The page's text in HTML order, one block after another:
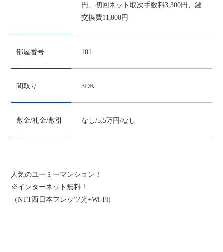
円、初回ネット取次手数料3,300円、鍵
交換費11,000円
部屋番号 101
間取り 3DK
敷金/礼金/敷引 なし/5.5万円/なし
人気のユーミーマンション！
※インターネット無料！
（NTT西日本フレッツ光+Wi-Fi)